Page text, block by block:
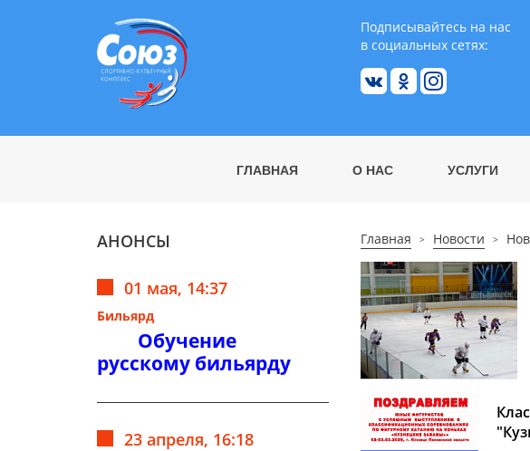
Подписывайтесь на нас
в социальных сетях:
ГЛАВНАЯ О НАС УСЛУГИ
АНОНСЫ
01 мая, 14:37
Бильярд
Обучение
русскому бильярду
23 апреля, 16:18
Главная Новости